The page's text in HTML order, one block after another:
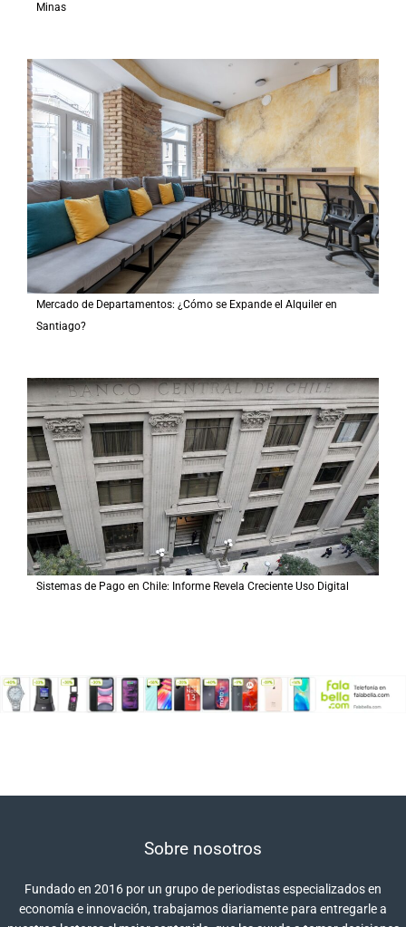
Minas
Mercado de Departamentos: ¿Cómo se Expande el Alquiler en
Santiago?
Sistemas de Pago en Chile: Informe Revela Creciente Uso Digital
Sobre nosotros
Fundado en 2016 por un grupo de periodistas especializados en
economía e innovación, trabajamos diariamente para entregarle a